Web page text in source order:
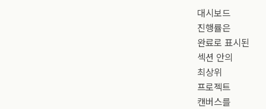
대시보드
진행률은
완료로 표시된
섹션 안의
최상위
프로젝트
캔버스를